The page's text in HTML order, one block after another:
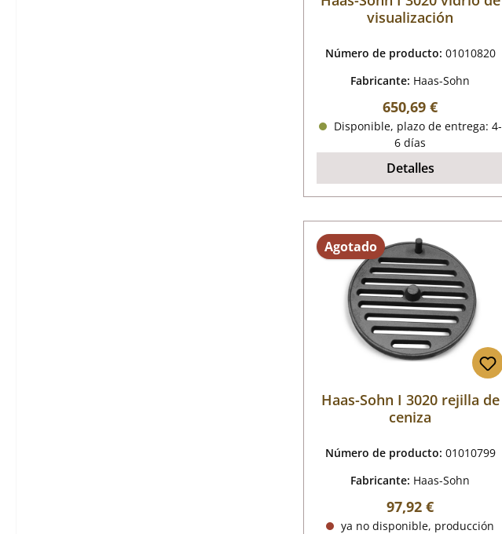
visualización
Número de producto: 01010820
Fabricante: Haas-Sohn
Precio normal:
650,69 €
Disponible, plazo de entrega: 4-
6 días
Detalles
Agotado
Haas-Sohn I 3020 rejilla de
ceniza
Número de producto: 01010799
Fabricante: Haas-Sohn
Precio normal:
97,92 €
ya no disponible, producción